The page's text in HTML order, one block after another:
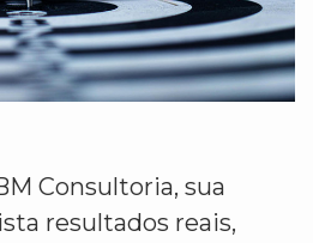
Consultoria, sua
resultados reais,